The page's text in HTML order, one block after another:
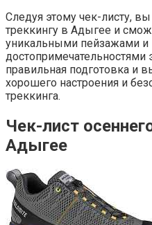
Следуя этому чек-листу,
треккингу в Адыгее и
уникальными пейзажами
достопримечательностями
правильная подготовка и
хорошего настроения и
треккинга.
Чек-лист
Адыгее